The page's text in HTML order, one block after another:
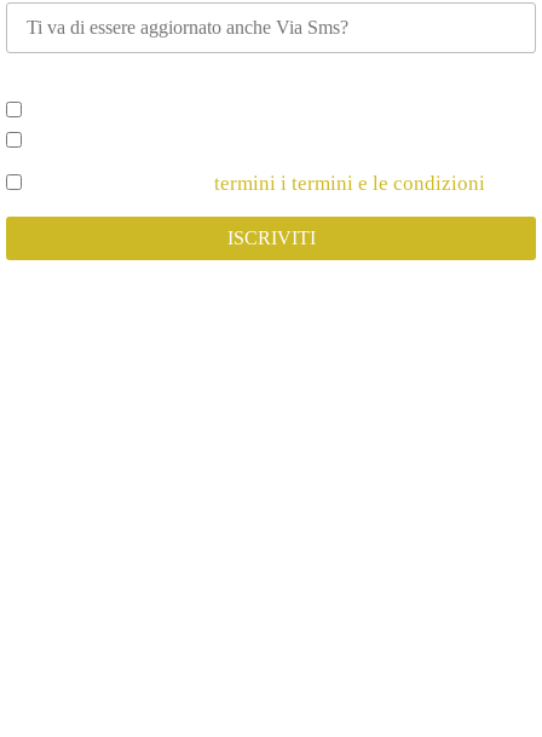
termini i termini e le condizioni